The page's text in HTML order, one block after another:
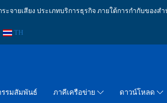
จายเสียง ประเภทบริการธุรกิจ ภายใต้การกำกับขอ
TH
รรมสัมพันธ์ ภาคีเครือข่าย ดาวน์โหลด